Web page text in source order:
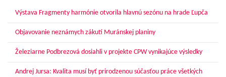
Výstava Fragmenty harmónie otvorila hlavnú sezónu na hrade Ľupča
Objavovanie neznámych zákutí Muránskej planiny
Železiarne Podbrezová dosiahli v projekte CPW vynikajúce výsledky
Andrej Jursa: Kvalita musí byť prirodzenou súčasťou práce všetkých